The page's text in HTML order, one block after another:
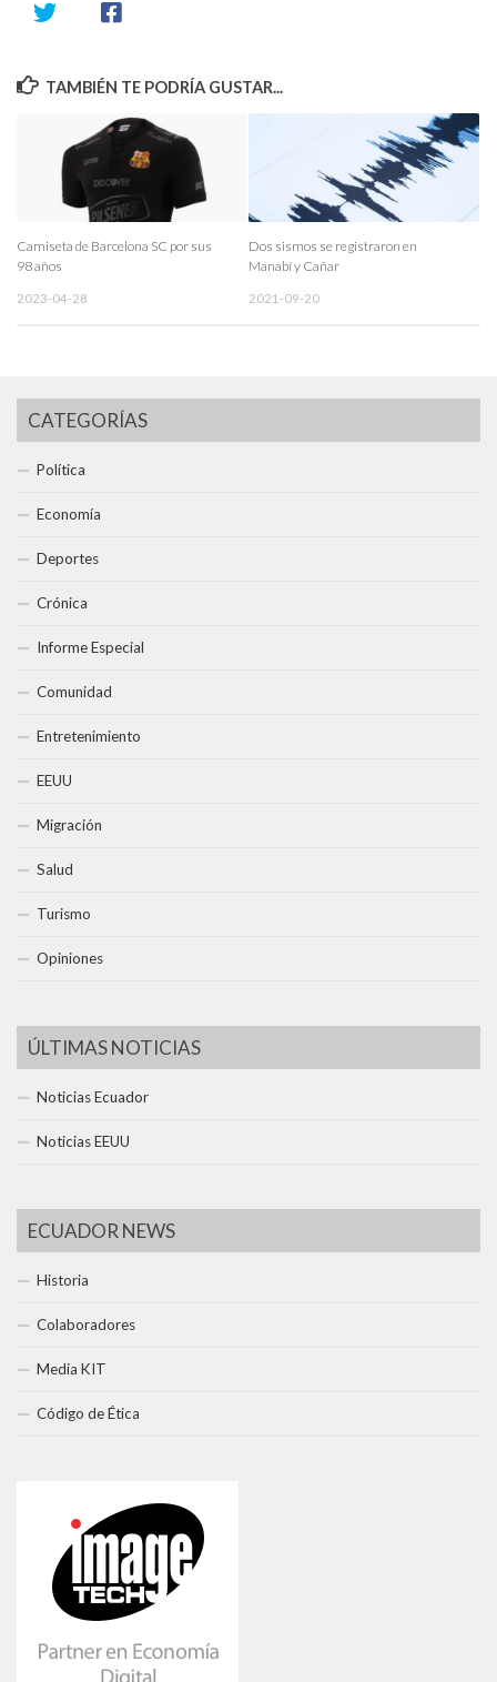
TAMBIÉN TE PODRÍA GUSTAR...
Camiseta de Barcelona SC por sus
98 años
2023-04-28
Dos sismos se registraron en
Manabí y Cañar
2021-09-20
CATEGORÍAS
Política
Economía
Deportes
Crónica
Informe Especial
Comunidad
Entretenimiento
EEUU
Migración
Salud
Turismo
Opiniones
ÚLTIMAS NOTICIAS
Noticias Ecuador
Noticias EEUU
ECUADOR NEWS
Historia
Colaboradores
Media KIT
Código de Ética